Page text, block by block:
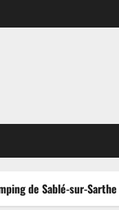
de Sablé-sur-Sarthe